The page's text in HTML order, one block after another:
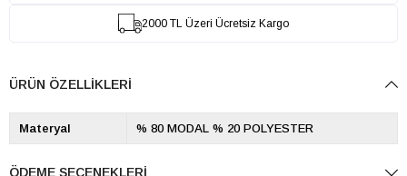
2000 TL Üzeri Ücretsiz Kargo
ÜRÜN ÖZELLIKLERI
Materyal % 80 MODAL % 20 POLYESTER
ÖDEME SEÇENEKLERI